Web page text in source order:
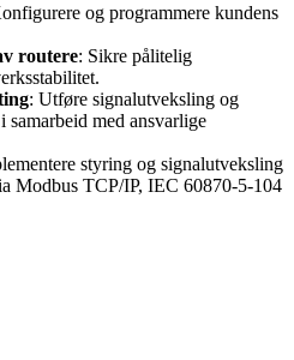
og programmere kundens
routere: Sikre pålitelig
: Utføre signalutveksling og
samarbeid med ansvarlige
styring og signalutveksling
Modbus TCP/IP, IEC 60870-5-104